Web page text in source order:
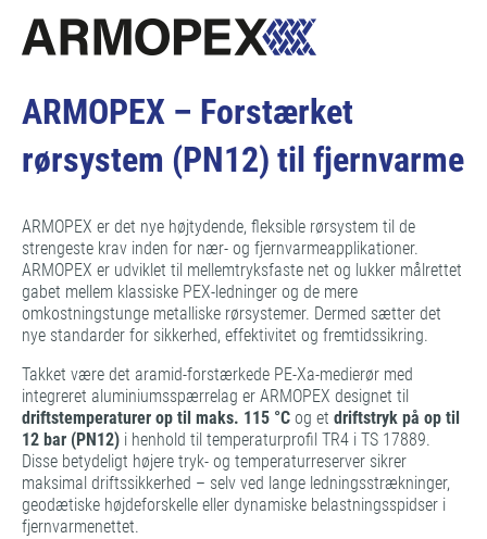
ARMOPEX – Forstærket
rørsystem (PN12) til fjernvarme
ARMOPEX er det nye højtydende, fleksible rørsystem til de
strengeste krav inden for nær- og fjernvarmeapplikationer.
ARMOPEX er udviklet til mellemtryksfaste net og lukker målrettet
gabet mellem klassiske PEX-ledninger og de mere
omkostningstunge metalliske rørsystemer. Dermed sætter det
nye standarder for sikkerhed, effektivitet og fremtidssikring.
Takket være det aramid-forstærkede PE-Xa-medierør med
integreret aluminiumsspærrelag er ARMOPEX designet til
driftstemperaturer op til maks. 115 °C og et driftstryk på op til
12 bar (PN12) i henhold til temperaturprofil TR4 i TS 17889.
Disse betydeligt højere tryk- og temperaturreserver sikrer
maksimal driftssikkerhed – selv ved lange ledningsstrækninger,
geodætiske højdeforskelle eller dynamiske belastningsspidser i
fjernvarmenettet.